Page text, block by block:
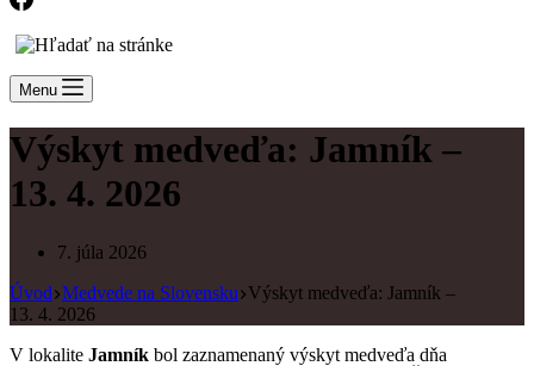
Menu
Výskyt medveďa: Jamník –
13. 4. 2026
7. júla 2026
Úvod Medvede na Slovensku Výskyt medveďa: Jamník –
13. 4. 2026
V lokalite Jamník bol zaznamenaný výskyt medveďa dňa